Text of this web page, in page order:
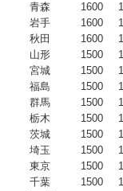
青森
1600
岩手
1600
秋田
1600
山形
1500
宮城
1500
福島
1500
群馬
1500
栃木
1500
茨城
1500
埼玉
1500
東京
1500
千葉
1500